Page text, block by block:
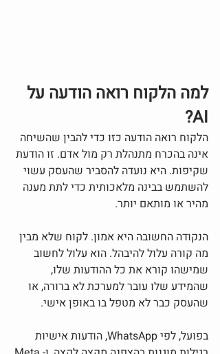
למה הלקוח רואה הודעה על
AI?
הלקוח רואה הודעה כזו כדי להבין שהשיחה
אינה בהכרח מתנהלת רק מול אדם. זו הודעת
שקיפות. היא נועדה להסביר שהעסק עשוי
להשתמש בבינה מלאכותית כדי לתת מענה
מהיר או מותאם יותר.
הנקודה החשובה היא אמון. לקוח שלא מבין
מה קורה עלול להיבהל. הוא עלול לחשוב
שמישהו קורא את כל ההודעות שלו,
שהמידע שלו עובר למערכת לא ברורה, או
שהעסק כבר לא מטפל בו באופן אישי.
בפועל, לפי WhatsApp, הודעות אישיות